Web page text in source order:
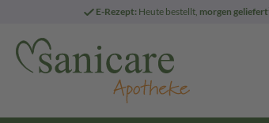
E-Rezept: Heute bestellt, morgen geliefert